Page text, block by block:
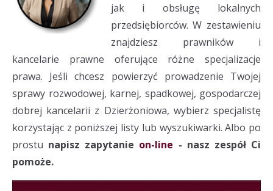
jak i obsługę lokalnych
przedsiębiorców. W zestawieniu
znajdziesz prawników i
kancelarie prawne oferujące różne specjalizacje
prawa. Jeśli chcesz powierzyć prowadzenie Twojej
sprawy rozwodowej, karnej, spadkowej, gospodarczej
dobrej kancelarii z Dzierżoniowa, wybierz specjalistę
korzystając z poniższej listy lub wyszukiwarki. Albo po
prostu napisz zapytanie on-line - nasz zespół Ci
pomoże.